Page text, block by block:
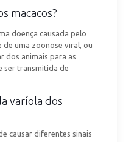
macacos?
doença causada pelo
uma zoonose viral, ou
dos animais para as
ser transmitida de
varíola dos
causar diferentes sinais